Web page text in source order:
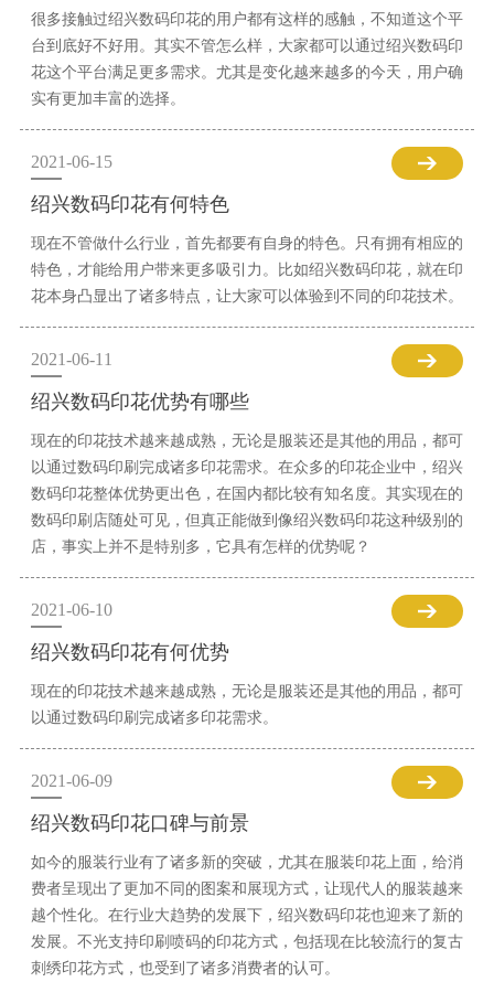
很多接触过绍兴数码印花的用户都有这样的感触，不知道这个平
台到底好不好用。其实不管怎么样，大家都可以通过绍兴数码印
花这个平台满足更多需求。尤其是变化越来越多的今天，用户确
实有更加丰富的选择。
2021-06-15
绍兴数码印花有何特色
现在不管做什么行业，首先都要有自身的特色。只有拥有相应的
特色，才能给用户带来更多吸引力。比如绍兴数码印花，就在印
花本身凸显出了诸多特点，让大家可以体验到不同的印花技术。
2021-06-11
绍兴数码印花优势有哪些
现在的印花技术越来越成熟，无论是服装还是其他的用品，都可
以通过数码印刷完成诸多印花需求。在众多的印花企业中，绍兴
数码印花整体优势更出色，在国内都比较有知名度。其实现在的
数码印刷店随处可见，但真正能做到像绍兴数码印花这种级别的
店，事实上并不是特别多，它具有怎样的优势呢？
2021-06-10
绍兴数码印花有何优势
现在的印花技术越来越成熟，无论是服装还是其他的用品，都可
以通过数码印刷完成诸多印花需求。
2021-06-09
绍兴数码印花口碑与前景
如今的服装行业有了诸多新的突破，尤其在服装印花上面，给消
费者呈现出了更加不同的图案和展现方式，让现代人的服装越来
越个性化。在行业大趋势的发展下，绍兴数码印花也迎来了新的
发展。不光支持印刷喷码的印花方式，包括现在比较流行的复古
刺绣印花方式，也受到了诸多消费者的认可。